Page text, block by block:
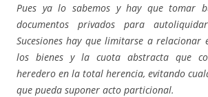
Pues ya lo sabemos y hay que tomar
documentos privados para
Sucesiones hay que limitarse a relacionar
los bienes y la cuota abstracta que
heredero en la total herencia, evitando
que pueda suponer acto particional.